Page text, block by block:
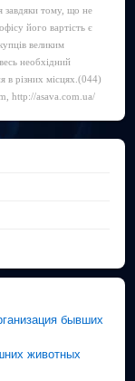
завдяки тому, що не
його вартість є
великим
необхідний
в різних місцях.(044)
http://asava.com.ua/
бывших
животных